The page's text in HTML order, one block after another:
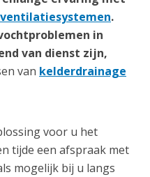
.
in
van dienst zijn,
van kelderdrainage
voor u het
tijde een afspraak met
mogelijk bij u langs